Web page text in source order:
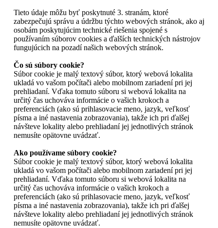
Tieto údaje môžu byť poskytnuté 3. stranám, ktoré
zabezpečujú správu a údržbu týchto webových stránok, ako aj
osobám poskytujúcim technické riešenia spojené s
používaním súborov cookies a ďalších technických nástrojov
fungujúcich na pozadí našich webových stránok.
Čo sú súbory cookie?
Súbor cookie je malý textový súbor, ktorý webová lokalita
ukladá vo vašom počítači alebo mobilnom zariadení pri jej
prehliadaní. Vďaka tomuto súboru si webová lokalita na
určitý čas uchováva informácie o vašich krokoch a
preferenciách (ako sú prihlasovacie meno, jazyk, veľkosť
písma a iné nastavenia zobrazovania), takže ich pri ďalšej
návšteve lokality alebo prehliadaní jej jednotlivých stránok
nemusíte opätovne uvádzať.
Ako používame súbory cookie?
Súbor cookie je malý textový súbor, ktorý webová lokalita
ukladá vo vašom počítači alebo mobilnom zariadení pri jej
prehliadaní. Vďaka tomuto súboru si webová lokalita na
určitý čas uchováva informácie o vašich krokoch a
preferenciách (ako sú prihlasovacie meno, jazyk, veľkosť
písma a iné nastavenia zobrazovania), takže ich pri ďalšej
návšteve lokality alebo prehliadaní jej jednotlivých stránok
nemusíte opätovne uvádzať.